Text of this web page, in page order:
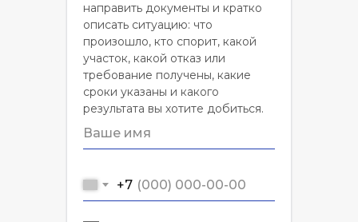
направить документы и кратко
описать ситуацию: что
произошло, кто спорит, какой
участок, какой отказ или
требование получены, какие
сроки указаны и какого
результата вы хотите добиться.
+7